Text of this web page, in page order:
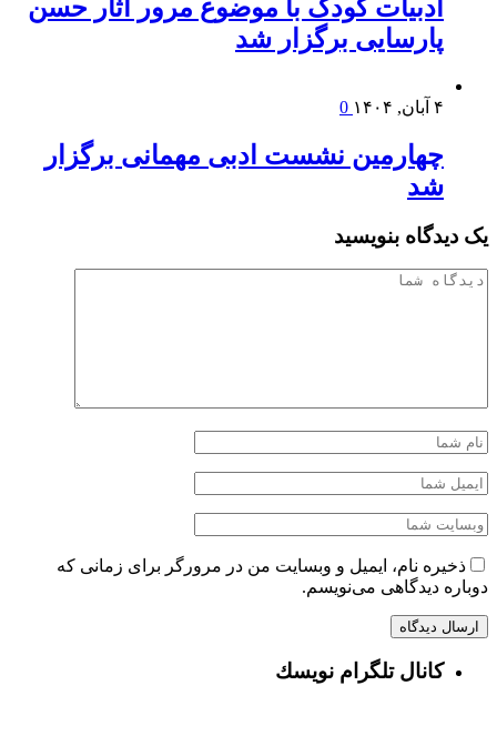
ادبیات کودک با موضوع مرور آثار حسن
پارسایی برگزار شد
۴ آبان, ۱۴۰۴
چهارمین نشست ادبی مهمانی برگزار
شد
یک دیدگاه بنویسید
ذخیره نام، ایمیل و وبسایت من در مرورگر برای زمانی که
دوباره دیدگاهی می‌نویسم.
كانال تلگرام نويسك